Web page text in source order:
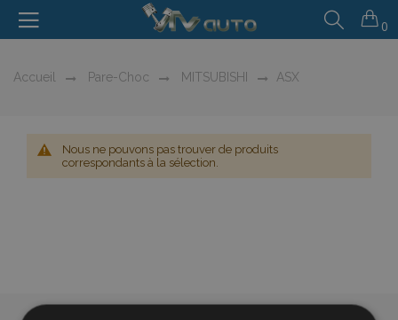
0
Accueil Pare-Choc MITSUBISHI ASX
Nous ne pouvons pas trouver de produits
correspondants à la sélection.